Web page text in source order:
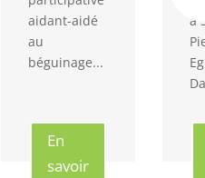
aidant-aidé
au
béguinage...
En
savoir
à